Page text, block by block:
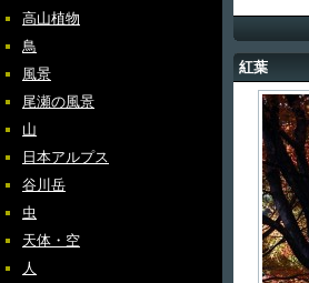
高山植物
鳥
風景
尾瀬の風景
山
日本アルプス
谷川岳
虫
天体・空
人
紅葉